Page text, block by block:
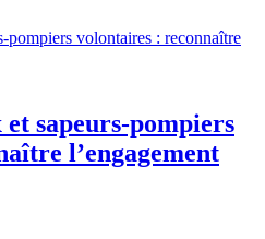
sapeurs-pompiers
l’engagement